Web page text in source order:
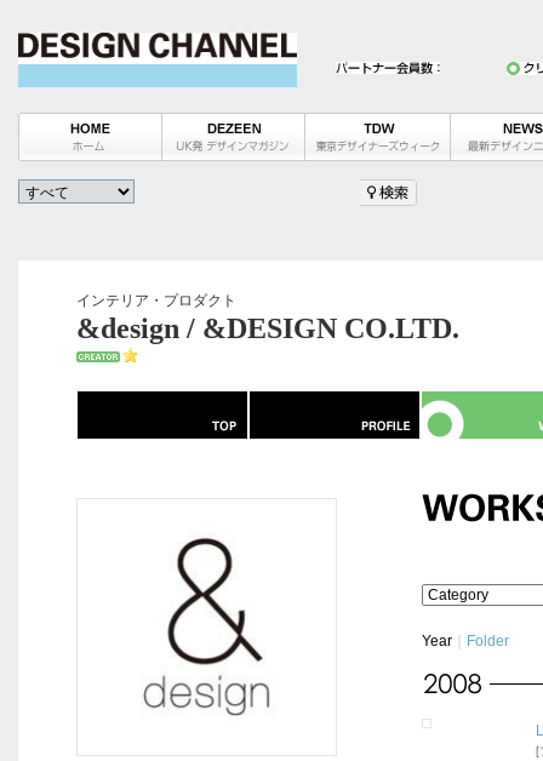
インテリア・プロダクト
&design / &DESIGN CO.LTD.
Year Folder
[